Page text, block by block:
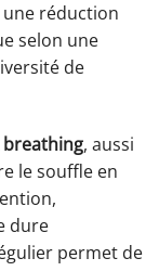
réduction
selon une
de
breathing, aussi
le souffle en
dure
permet de